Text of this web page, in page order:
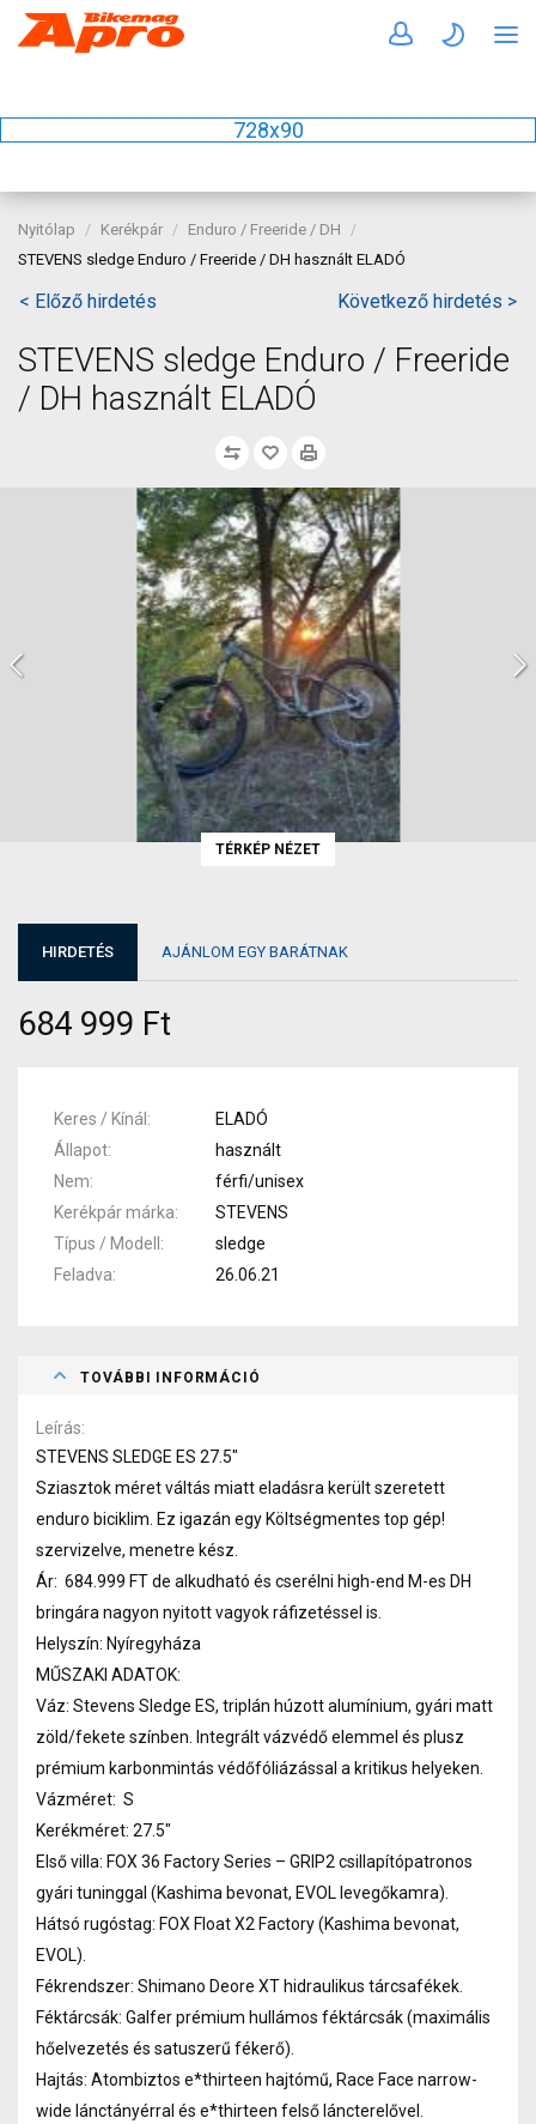
728x90
Nyitólap Kerékpár
Enduro / Freeride / DH
STEVENS sledge Enduro / Freeride / DH használt ELADÓ
< Előző hirdetés Következő hirdetés >
STEVENS sledge Enduro / Freeride
/ DH használt ELADÓ
TÉRKÉP NÉZET
HIRDETÉS AJÁNLOM EGY BARÁTNAK
684 999 Ft
Keres / Kínál
ELADÓ
Állapot
használt
Nem
férfi/unisex
Kerékpár márka
STEVENS
Típus / Modell
sledge
Feladva
26.06.21
TOVÁBBI INFORMÁCIÓ
Leírás
STEVENS SLEDGE ES 27.5"
Sziasztok méret váltás miatt eladásra került szeretett
enduro biciklim. Ez igazán egy Költségmentes top gép!
szervizelve, menetre kész.
Ár: 684.999 FT de alkudható és cserélni high-end M-es DH
bringára nagyon nyitott vagyok ráfizetéssel is.
Helyszín: Nyíregyháza
MŰSZAKI ADATOK:
Váz: Stevens Sledge ES, triplán húzott alumínium, gyári matt
zöld/fekete színben. Integrált vázvédő elemmel és plusz
prémium karbonmintás védőfóliázással a kritikus helyeken.
Vázméret: S
Kerékméret: 27.5"
Első villa: FOX 36 Factory Series – GRIP2 csillapítópatronos
gyári tuninggal (Kashima bevonat, EVOL levegőkamra).
Hátsó rugóstag: FOX Float X2 Factory (Kashima bevonat,
EVOL).
Fékrendszer: Shimano Deore XT hidraulikus tárcsafékek.
Féktárcsák: Galfer prémium hullámos féktárcsák (maximális
hőelvezetés és satuszerű fékerő).
Hajtás: Atombiztos e*thirteen hajtómű, Race Face narrow-
wide lánctányérral és e*thirteen felső láncterelővel.